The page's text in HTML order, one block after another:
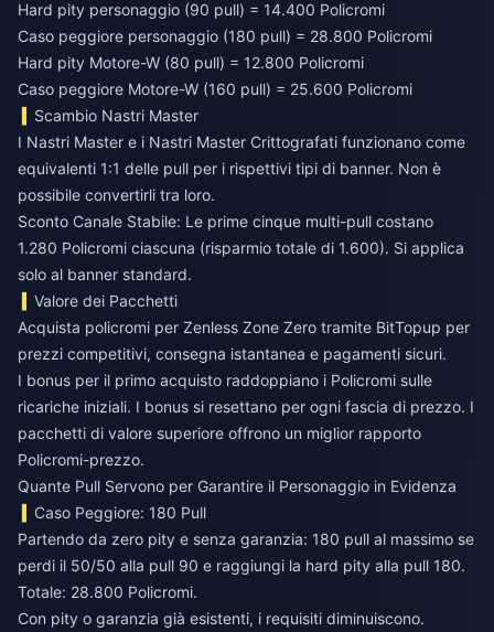
Hard pity personaggio (90 pull) = 14.400 Policromi
Caso peggiore personaggio (180 pull) = 28.800 Policromi
Hard pity Motore-W (80 pull) = 12.800 Policromi
Caso peggiore Motore-W (160 pull) = 25.600 Policromi
Scambio Nastri Master
I Nastri Master e i Nastri Master Crittografati funzionano come
equivalenti 1:1 delle pull per i rispettivi tipi di banner. Non è
possibile convertirli tra loro.
Sconto Canale Stabile: Le prime cinque multi-pull costano
1.280 Policromi ciascuna (risparmio totale di 1.600). Si applica
solo al banner standard.
Valore dei Pacchetti
Acquista policromi per Zenless Zone Zero tramite BitTopup per
prezzi competitivi, consegna istantanea e pagamenti sicuri.
I bonus per il primo acquisto raddoppiano i Policromi sulle
ricariche iniziali. I bonus si resettano per ogni fascia di prezzo. I
pacchetti di valore superiore offrono un miglior rapporto
Policromi-prezzo.
Quante Pull Servono per Garantire il Personaggio in Evidenza
Caso Peggiore: 180 Pull
Partendo da zero pity e senza garanzia: 180 pull al massimo se
perdi il 50/50 alla pull 90 e raggiungi la hard pity alla pull 180.
Totale: 28.800 Policromi.
Con pity o garanzia già esistenti, i requisiti diminuiscono.